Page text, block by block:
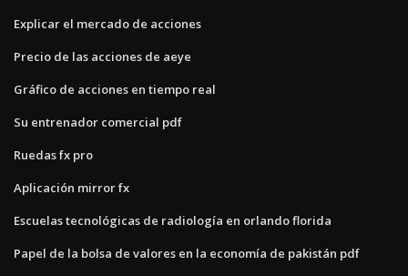
Explicar el mercado de acciones
Precio de las acciones de aeye
Gráfico de acciones en tiempo real
Su entrenador comercial pdf
Ruedas fx pro
Aplicación mirror fx
Escuelas tecnológicas de radiología en orlando florida
Papel de la bolsa de valores en la economía de pakistán pdf